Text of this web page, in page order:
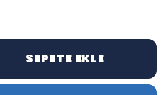
SEPETE EKLE